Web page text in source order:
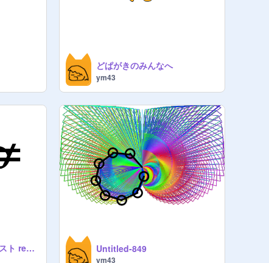
どぱがきのみんなへ
ym43
第4回 猫改造コンテスト remix Untitled-849
ym43